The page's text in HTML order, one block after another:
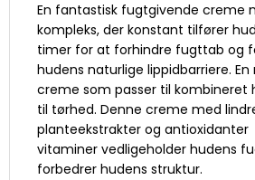
En fantastisk fugtgivende creme
kompleks, der konstant tilfører
timer for at forhindre fugttab og
hudens naturlige lippidbarriere.
creme som passer til kombineret
til tørhed. Denne creme med
planteekstrakter og antioxidanter
vitaminer vedligeholder hudens
forbedrer hudens struktur.